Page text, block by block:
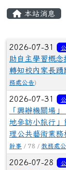
本站消息
文章列表
2026-07-31
助自主學習概
轉知校內家長踴
務處公告)
2026-07-31
「興辦機關場
地參訪小旅行
理公共藝術業務
幹事 / 78 / 教務處
2026-07-28